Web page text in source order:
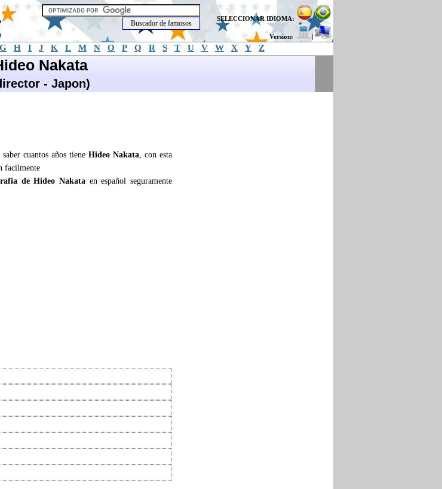
SELECCIONAR IDIOMA:
Version: |
G H I J K L M N O P Q R S T U V W X Y Z
Nakata
- Japon)
cuantos años tieneHideo Nakata, con esta
facilmente
de Hideo Nakata en español seguramente